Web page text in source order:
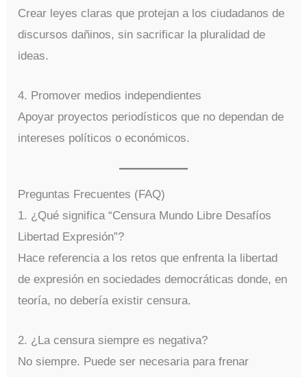
Crear leyes claras que protejan a los ciudadanos de
discursos dañinos, sin sacrificar la pluralidad de
ideas.
4. Promover medios independientes
Apoyar proyectos periodísticos que no dependan de
intereses políticos o económicos.
Preguntas Frecuentes (FAQ)
1. ¿Qué significa “Censura Mundo Libre Desafíos
Libertad Expresión”?
Hace referencia a los retos que enfrenta la libertad
de expresión en sociedades democráticas donde, en
teoría, no debería existir censura.
2. ¿La censura siempre es negativa?
No siempre. Puede ser necesaria para frenar